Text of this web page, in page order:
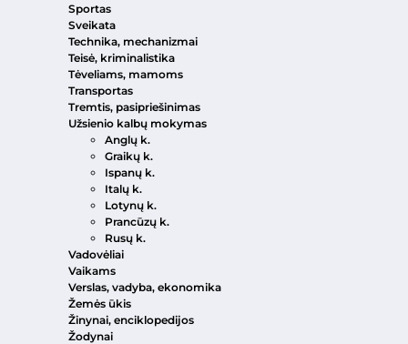
Sportas
Sveikata
Technika, mechanizmai
Teisė, kriminalistika
Tėveliams, mamoms
Transportas
Tremtis, pasipriešinimas
Užsienio kalbų mokymas
Anglų k.
Graikų k.
Ispanų k.
Italų k.
Lotynų k.
Prancūzų k.
Rusų k.
Vadovėliai
Vaikams
Verslas, vadyba, ekonomika
Žemės ūkis
Žinynai, enciklopedijos
Žodynai